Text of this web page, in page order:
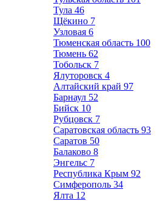
Тула 46
Щёкино 7
Узловая 6
Тюменская область 100
Тюмень 62
Тобольск 7
Ялуторовск 4
Алтайский край 97
Барнаул 52
Бийск 10
Рубцовск 7
Саратовская область 93
Саратов 50
Балаково 8
Энгельс 7
Республика Крым 92
Симферополь 34
Ялта 12